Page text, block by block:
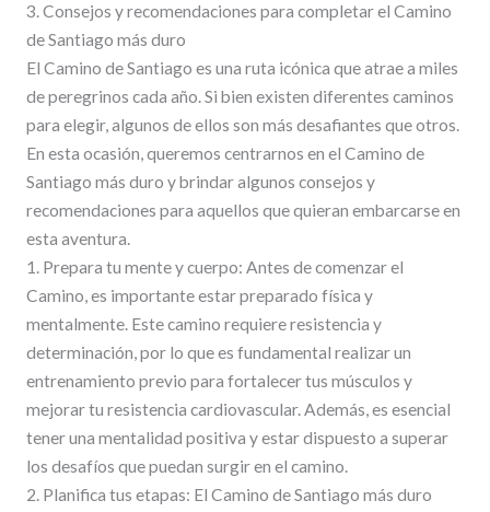
3. Consejos y recomendaciones para completar el Camino
de Santiago más duro
El Camino de Santiago es una ruta icónica que atrae a miles
de peregrinos cada año. Si bien existen diferentes caminos
para elegir, algunos de ellos son más desafiantes que otros.
En esta ocasión, queremos centrarnos en el Camino de
Santiago más duro y brindar algunos consejos y
recomendaciones para aquellos que quieran embarcarse en
esta aventura.
1. Prepara tu mente y cuerpo: Antes de comenzar el
Camino, es importante estar preparado física y
mentalmente. Este camino requiere resistencia y
determinación, por lo que es fundamental realizar un
entrenamiento previo para fortalecer tus músculos y
mejorar tu resistencia cardiovascular. Además, es esencial
tener una mentalidad positiva y estar dispuesto a superar
los desafíos que puedan surgir en el camino.
2. Planifica tus etapas: El Camino de Santiago más duro